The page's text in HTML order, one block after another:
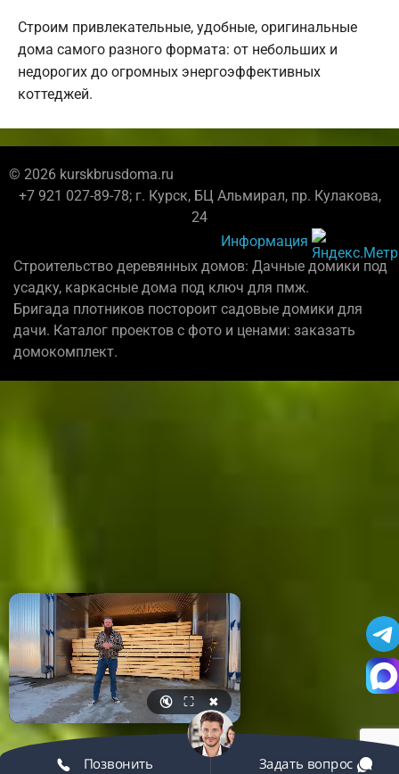
Строим привлекательные, удобные, оригинальные
дома самого разного формата: от небольших и
недорогих до огромных энергоэффективных
коттеджей.
© 2026 kurskbrusdoma.ru
+7 921 027-89-78; г. Курск, БЦ Альмирал, пр. Кулакова,
24
Информация
Строительство деревянных домов: Дачные домики под
усадку, каркасные дома под ключ для пмж.
Бригада плотников постороит садовые домики для
дачи. Каталог проектов с фото и ценами: заказать
домокомплект.
🔇 ⛶ ✖
Позвонить Задать вопрос